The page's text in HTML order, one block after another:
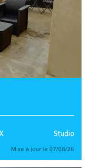
Studio
Mise à jour le 07/08/26